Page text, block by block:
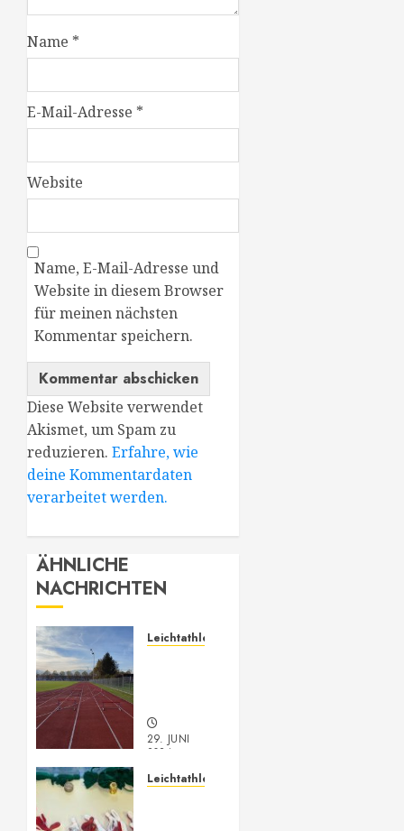
Name *
E-Mail-Adresse *
Website
Name, E-Mail-Adresse und
Website in diesem Browser
für meinen nächsten
Kommentar speichern.
Diese Website verwendet
Akismet, um Spam zu
reduzieren. Erfahre, wie
deine Kommentardaten
verarbeitet werden.
ÄHNLICHE
NACHRICHTEN
Leichtathletik
29. JUNI
2024
Leichtathletik